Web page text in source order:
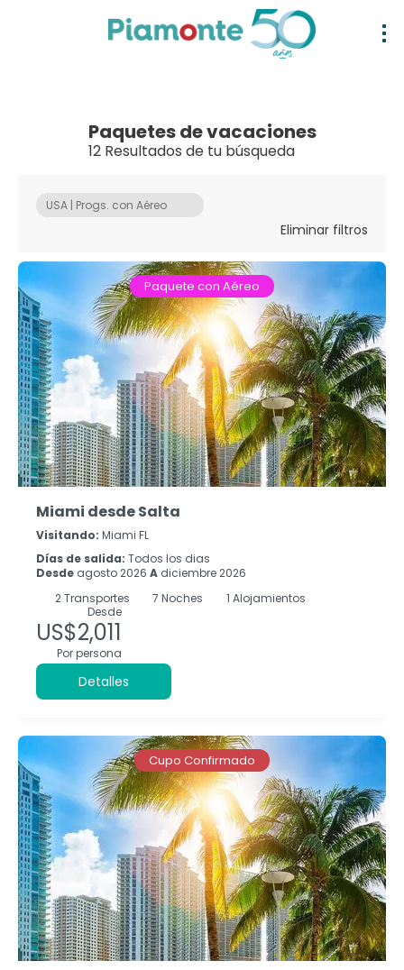
Paquetes de vacaciones
12 Resultados de tu búsqueda
USA | Progs. con Aéreo
Eliminar filtros
Paquete con Aéreo
Miami desde Salta
Visitando: Miami FL
Días de salida: Todos los dias
Desde agosto 2026 A diciembre 2026
2Transportes 7 Noches
1 Alojamientos
Desde
US$2,011
Por persona
Detalles
Cupo Confirmado